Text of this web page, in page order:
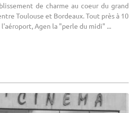
de charme au coeur du grand
Toulouse et Bordeaux. Tout près à 10
Agen la "perle du midi" ...